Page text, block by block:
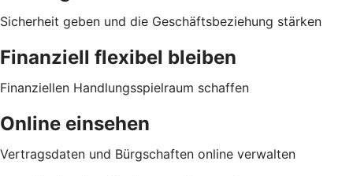
Sicherheit geben und die Geschäftsbeziehung stärken
Finanziell flexibel bleiben
Finanziellen Handlungsspielraum schaffen
Online einsehen
Vertragsdaten und Bürgschaften online verwalten